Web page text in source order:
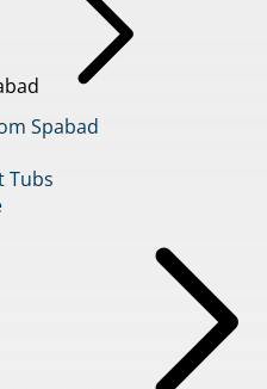
Spabad
Tubs